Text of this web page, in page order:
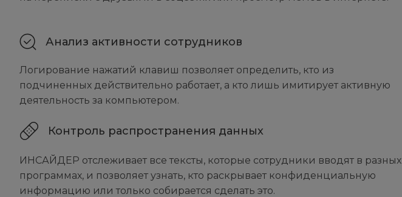
Анализ активности сотрудников
Логирование нажатий клавиш позволяет определить, кто из
подчиненных действительно работает, а кто лишь имитирует активную
деятельность за компьютером.
Контроль распространения данных
ИНСАЙДЕР отслеживает все тексты, которые сотрудники вводят в разных
программах, и позволяет узнать, кто раскрывает конфиденциальную
информацию или только собирается сделать это.